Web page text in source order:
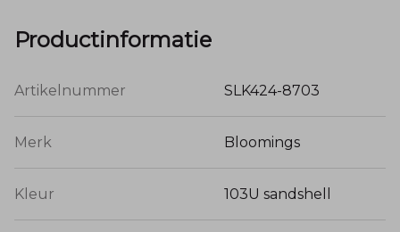
Productinformatie
Artikelnummer SLK424-8703
Merk Bloomings
Kleur 103U sandshell